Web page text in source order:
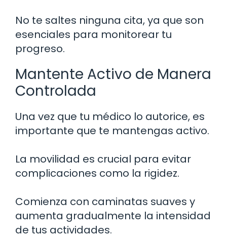
No te saltes ninguna cita, ya que son
esenciales para monitorear tu
progreso.
Mantente Activo de Manera
Controlada
Una vez que tu médico lo autorice, es
importante que te mantengas activo.
La movilidad es crucial para evitar
complicaciones como la rigidez.
Comienza con caminatas suaves y
aumenta gradualmente la intensidad
de tus actividades.